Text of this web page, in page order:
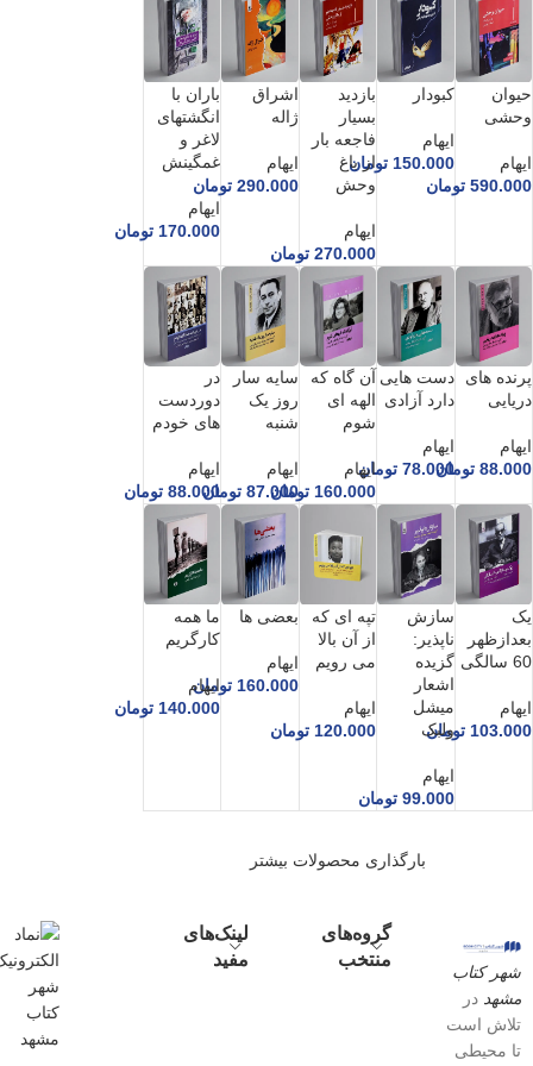
حیوان
وحشی
ایهام
590.000 تومان
کبودار
ایهام
150.000 تومان
بازدید
بسیار
فاجعه بار
از باغ
وحش
ایهام
270.000 تومان
اشراق
ژاله
ایهام
290.000 تومان
باران با
انگشتهای
لاغر و
غمگینش
ایهام
170.000 تومان
پرنده های
دریایی
ایهام
88.000 تومان
دست هایی
دارد آزادی
ایهام
78.000 تومان
آن گاه که
الهه ای
شوم
ایهام
160.000 تومان
سایه سار
روز یک
شنبه
ایهام
87.000 تومان
در
دوردست
های خودم
ایهام
88.000 تومان
یک
بعدازظهر
60 سالگی
ایهام
103.000 تومان
سازش
ناپذیر:
گزیده
اشعار
میشل
ولبک
ایهام
99.000 تومان
تپه ای که
از آن بالا
می رویم
ایهام
120.000 تومان
بعضی ها
ایهام
160.000 تومان
ما همه
کارگریم
ایهام
140.000 تومان
بارگذاری محصولات بیشتر
شهر کتاب
مشهد در
تلاش است
تا محیطی
گروه‌های
منتخب
لینک‌های
مفید